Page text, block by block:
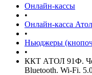
Онлайн-кассы
•
Онлайн-касса Атол
•
Ньюджеры
•
ККТ АТОЛ 91Ф.
Bluetooth. Wi-Fi.